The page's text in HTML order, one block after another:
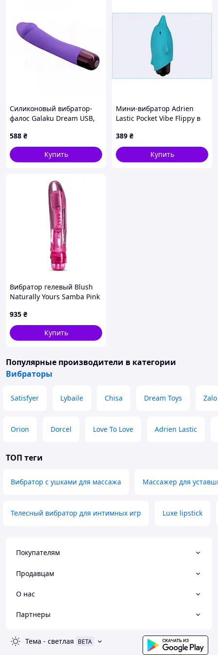
Силиконовый вибратор-
фалос Galaku Dream USB,
аккумуляторный
588 ₴
Купить
Мини-вибратор Adrien
Lastic Pocket Vibe Flippy в
72799T3AA
389 ₴
Купить
Вибратор гелевый Blush
Naturally Yours Samba Pink
935 ₴
Купить
Популярные производители в категории
Вибраторы
Satisfyer Lybaile Chisa Dream Toys Zalo
Orion Dorcel Love To Love Adrien Lastic
ТОП теги
Вибратор с ушками для массажа Массажер для
Телесный вибратор для интимных игр Luxe lipstick
Покупателям
Продавцам
О нас
Партнеры
Тема - светлая BETA